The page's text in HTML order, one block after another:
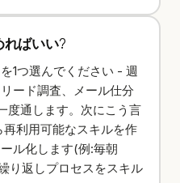
ばいい?
1つ選んでください - 週
ード調査、メール仕分
度通します。次にこう言
利用可能なスキルを作
ル化します(例:毎朝
り返しプロセスをスキル